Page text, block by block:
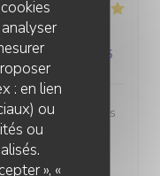
: en lien
ou
ou
», «
4/5 Qualité / Prix /5
communicatif, nous
sont toujours
ces frites !